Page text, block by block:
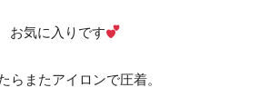
お気に入りです
らまたアイロンで圧着。